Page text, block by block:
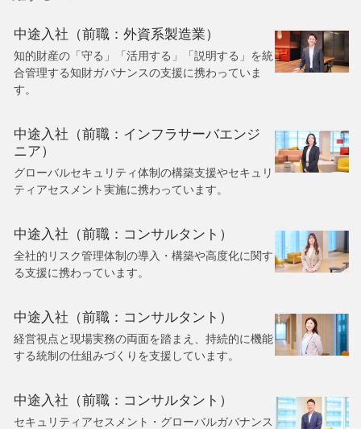
中途入社（前職：外資系製造業）
知的財産の「守る」「活用する」「説明する」を統
合管理する知財ガバナンスの支援に携わっていま
す。
中途入社（前職：インフラサーバエンジ
ニア）
グローバルセキュリティ体制の構築支援やセキュリ
ティアセスメント実施に携わっています。
中途入社（前職：コンサルタント）
全社的リスク管理体制の導入・構築や高度化に関す
る支援に携わっています。
中途入社（前職：コンサルタント）
経営視点と現場実務の両面を踏まえ、持続的に機能
する統制の仕組みづくりを支援しています。
中途入社（前職：コンサルタント）
セキュリティアセスメント・グローバルガバナンス